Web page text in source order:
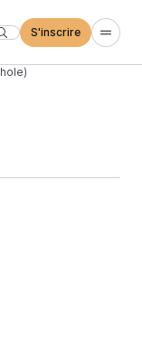
S'inscrire